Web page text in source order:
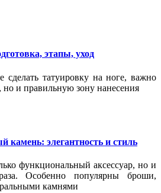
этапы, уход
сделать татуировку на ноге, важно
но и правильную зону нанесения
камень: элегантность и стиль
функциональный аксессуар, но и
Особенно популярны броши,
камнями